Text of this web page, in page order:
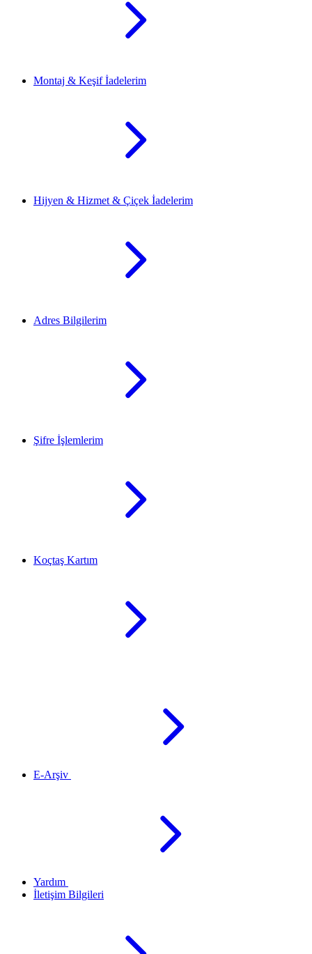
Montaj & Keşif İadelerim
Hijyen & Hizmet & Çiçek İadelerim
Adres Bilgilerim
Şifre İşlemlerim
Koçtaş Kartım
E-Arşiv
Yardım
İletişim Bilgileri